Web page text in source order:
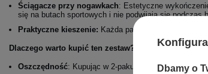
Ściągacze przy nogawkach: Estetyczne
się na butach sportowych i nie podwijają się podczas
Praktyczne kieszenie: Każda para posiada dwie
Dlaczego warto kupić ten zestaw?
Oszczędność: Kupując w 2-paku, zyskujesz gotowe
Dbamy o